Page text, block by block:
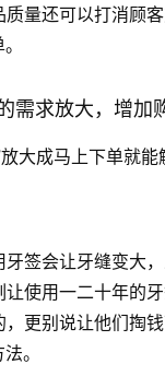
质量还可以打消顾
需求放大，增加
大成马上下单就能
签会让牙缝变大
使用一二十年的
更别说让他们掏
。